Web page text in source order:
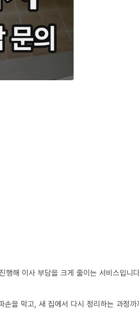
행해 이사 부담을 크게 줄이는 서비스입니
을 막고, 새 집에서 다시 정리하는 과정